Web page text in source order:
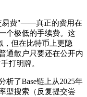
易费"——真正的费用在
个极低的手续费。这
，但在比特币上更隐
通散户只要还在公开内
打明牌。
析了Base链上从2025年
型搜索（反复提交尝